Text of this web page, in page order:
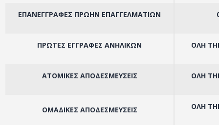
ΕΠΑΝΕΓΓΡΑΦΕΣ ΠΡΩΗΝ ΕΠΑΓΓΕΛΜΑΤΙΩΝ
ΠΡΩΤΕΣ ΕΓΓΡΑΦΕΣ ΑΝΗΛΙΚΩΝ ΟΛΗ
ΑΤΟΜΙΚΕΣ ΑΠΟΔΕΣΜΕΥΣΕΙΣ ΟΛΗ
ΟΜΑΔΙΚΕΣ ΑΠΟΔΕΣΜΕΥΣΕΙΣ ΟΛΗ